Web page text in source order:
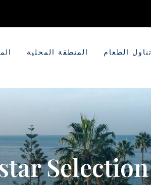
تناول الطعام المنطقة المحلية
Selection​